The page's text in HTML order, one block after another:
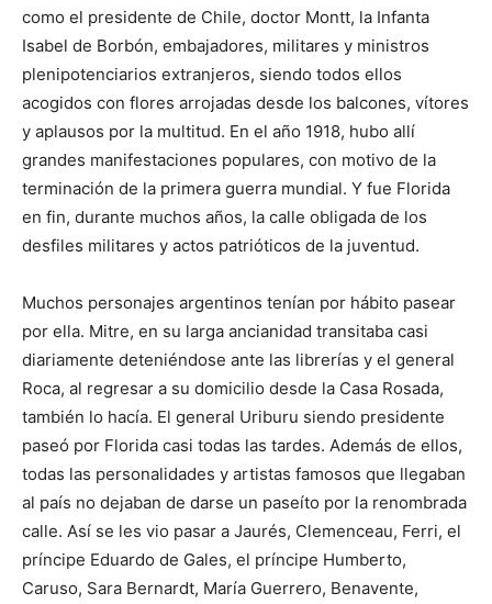
como el presidente de Chile, doctor Montt, la Infanta
Isabel de Borbón, embajadores, militares y ministros
plenipotenciarios extranjeros, siendo todos ellos
acogidos con flores arrojadas desde los balcones, vítores
y aplausos por la multitud. En el año 1918, hubo allí
grandes manifestaciones populares, con motivo de la
terminación de la primera guerra mundial. Y fue Florida
en fin, durante muchos años, la calle obligada de los
desfiles militares y actos patrióticos de la juventud.
Muchos personajes argentinos tenían por hábito pasear
por ella. Mitre, en su larga ancianidad transitaba casi
diariamente deteniéndose ante las librerías y el general
Roca, al regresar a su domicilio desde la Casa Rosada,
también lo hacía. El general Uriburu siendo presidente
paseó por Florida casi todas las tardes. Además de ellos,
todas las personalidades y artistas famosos que llegaban
al país no dejaban de darse un paseíto por la renombrada
calle. Así se les vio pasar a Jaurés, Clemenceau, Ferri, el
príncipe Eduardo de Gales, el príncipe Humberto,
Caruso, Sara Bernardt, María Guerrero, Benavente,